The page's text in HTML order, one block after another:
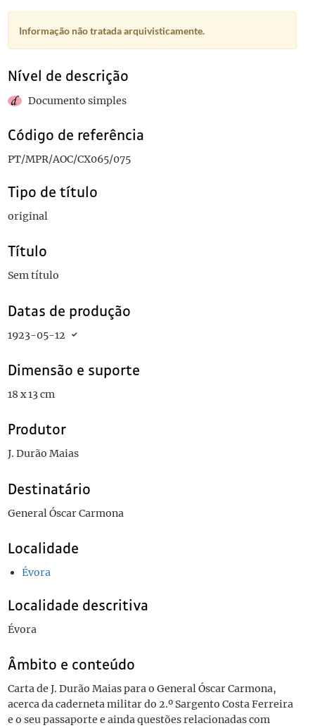
Informação não tratada arquivisticamente.
Nível de descrição
Documento simples
Código de referência
PT/MPR/AOC/CX065/075
Tipo de título
original
Título
Sem título
Datas de produção
1923-05-12
Dimensão e suporte
18 x 13 cm
Produtor
J. Durão Maias
Destinatário
General Óscar Carmona
Localidade
Évora
Localidade descritiva
Évora
Âmbito e conteúdo
Carta de J. Durão Maias para o General Óscar Carmona,
acerca da caderneta militar do 2.º Sargento Costa Ferreira
e o seu passaporte e ainda questões relacionadas com